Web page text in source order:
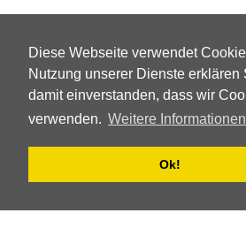
Diese Webseite verwendet
Nutzung unserer Dienste erklären
damit einverstanden, dass wir
verwenden. Weitere Informationen
Ok!